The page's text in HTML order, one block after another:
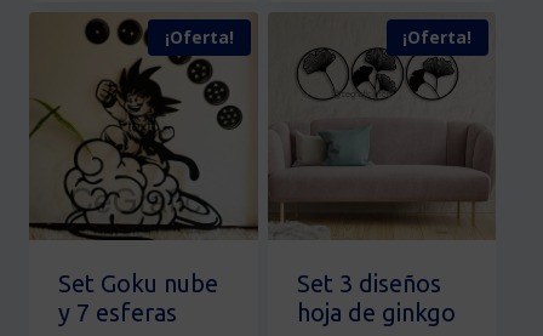
Las
opciones
pueden
elegir
en
la
página
de
producto
producto
tiene
múltiples
variantes.
Las
opciones
pueden
elegir
en
la
¡Oferta!
Set Goku nube
y 7 esferas
¡Oferta!
Set 3 diseños
hoja de ginkgo